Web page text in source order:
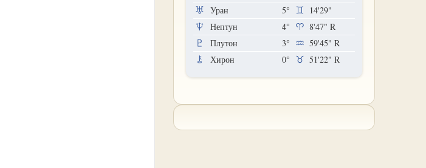
Уран
5°
14'29"
Нептун
4° 8'47" R
Плутон
3° 59'45" R
Хирон
0° 51'22" R